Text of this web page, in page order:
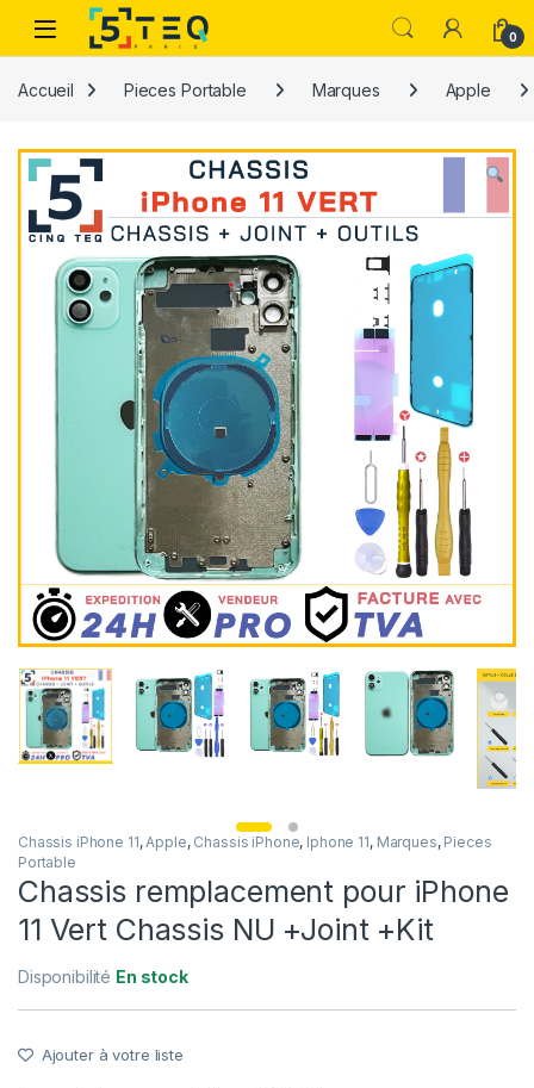
Passer à la navigation
Aller au contenu
0
Accueil Pieces Portable Marques Apple
Chassis iPhone 11, Apple, Chassis iPhone, Iphone 11, Marques, Pieces
Portable
Chassis remplacement pour iPhone
11 Vert Chassis NU +Joint +Kit
Disponibilité En stock
Ajouter à votre liste